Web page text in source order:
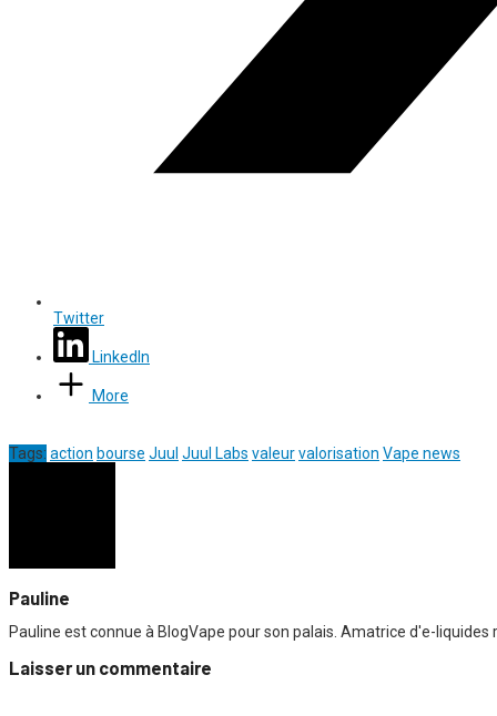
Twitter
LinkedIn
More
Tags: action bourse Juul Juul Labs valeurvalorisation Vape news
Pauline
Pauline est connue à BlogVape pour son palais. Amatrice d'e-
Laisser un commentaire